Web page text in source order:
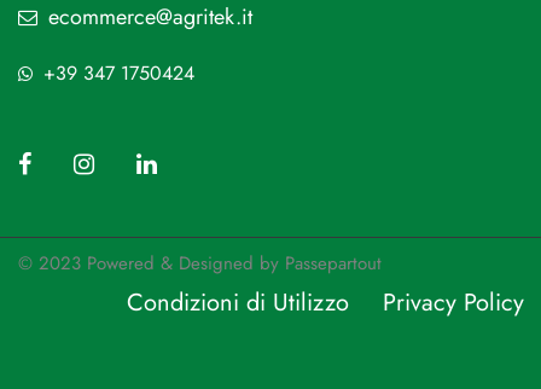
ecommerce@agritek.it
+39 347 1750424
© 2023 Powered & Designed by Passepartout
Condizioni di Utilizzo Privacy Policy